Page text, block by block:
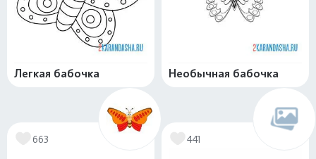
Легкая бабочка Необычная бабочка
663 441